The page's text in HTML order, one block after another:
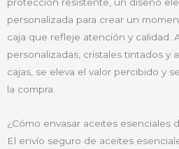
protección resistente, un diseño
personalizada para crear un
caja que refleje atención y calidad.
personalizadas, cristales tintados y
cajas, se eleva el valor percibido y
la compra.
¿Cómo envasar aceites esenciales
El envío seguro de aceites